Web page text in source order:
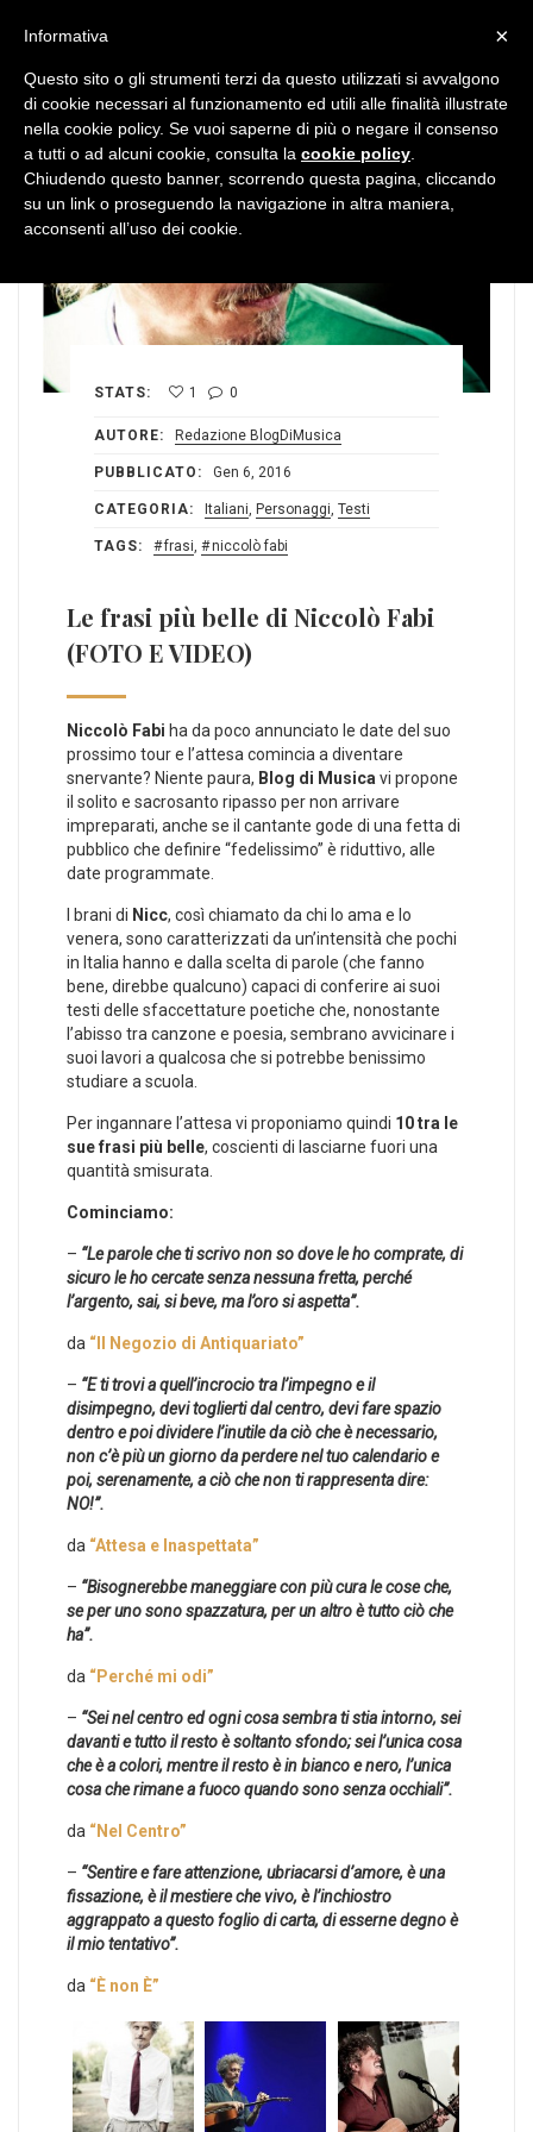
STATS: 1 0
AUTORE: Redazione BlogDiMusica
PUBBLICATO: Gen 6, 2016
CATEGORIA: Italiani, Personaggi, Testi
TAGS: frasi, niccolò fabi
Le frasi più belle di Niccolò Fabi
(FOTO E VIDEO)
Niccolò Fabi ha da poco annunciato le date del suo
prossimo tour e l’attesa comincia a diventare
snervante? Niente paura, Blog di Musica vi propone
il solito e sacrosanto ripasso per non arrivare
impreparati, anche se il cantante gode di una fetta di
pubblico che definire “fedelissimo” è riduttivo, alle
date programmate.
I brani di Nicc, così chiamato da chi lo ama e lo
venera, sono caratterizzati da un’intensità che pochi
in Italia hanno e dalla scelta di parole (che fanno
bene, direbbe qualcuno) capaci di conferire ai suoi
testi delle sfaccettature poetiche che, nonostante
l’abisso tra canzone e poesia, sembrano avvicinare i
suoi lavori a qualcosa che si potrebbe benissimo
studiare a scuola.
Per ingannare l’attesa vi proponiamo quindi 10 tra le
sue frasi più belle, coscienti di lasciarne fuori una
quantità smisurata.
Cominciamo:
– “Le parole che ti scrivo non so dove le ho comprate, di
sicuro le ho cercate senza nessuna fretta, perché
l’argento, sai, si beve, ma l’oro si aspetta”.
da “Il Negozio di Antiquariato”
– “E ti trovi a quell’incrocio tra l’impegno e il
disimpegno, devi toglierti dal centro, devi fare spazio
dentro e poi dividere l’inutile da ciò che è necessario,
non c’è più un giorno da perdere nel tuo calendario e
poi, serenamente, a ciò che non ti rappresenta dire:
NO!”.
da “Attesa e Inaspettata”
– “Bisognerebbe maneggiare con più cura le cose che,
se per uno sono spazzatura, per un altro è tutto ciò che
ha”.
da “Perché mi odi”
– “Sei nel centro ed ogni cosa sembra ti stia intorno, sei
davanti e tutto il resto è soltanto sfondo; sei l’unica cosa
che è a colori, mentre il resto è in bianco e nero, l’unica
cosa che rimane a fuoco quando sono senza occhiali”.
da “Nel Centro”
– “Sentire e fare attenzione, ubriacarsi d’amore, è una
fissazione, è il mestiere che vivo, è l’inchiostro
aggrappato a questo foglio di carta, di esserne degno è
il mio tentativo”.
da “È non È”
×
Informativa
Questo sito o gli strumenti terzi da questo utilizzati si avvalgono
di cookie necessari al funzionamento ed utili alle finalità illustrate
nella cookie policy. Se vuoi saperne di più o negare il consenso
a tutti o ad alcuni cookie, consulta la cookie policy
Chiudendo questo banner, scorrendo questa pagina, cliccando
su un link o proseguendo la navigazione in altra maniera,
acconsenti all’uso dei cookie.